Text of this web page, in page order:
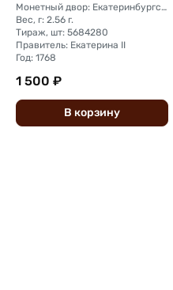
Монетный двор: Екатеринбургский монетный двор
Вес, г: 2.56 г.
Тираж, шт: 5684280
Правитель: Екатерина II
Год: 1768
1 500 ₽
В корзину